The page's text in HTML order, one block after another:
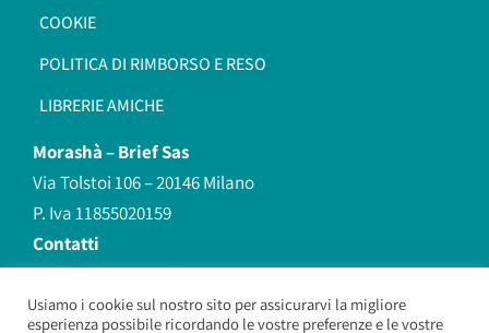
COOKIE
POLITICA DI RIMBORSO E RESO
LIBRERIE AMICHE
Morashà –Brief Sas
Via Tolstoi 106 – 20146 Milano
P. Iva 11855020159
Contatti
redazione@morasha.it
339 8596707
Usiamo i cookie sul nostro sito per assicurarvi la migliore
esperienza possibile ricordando le vostre preferenze e le vostre